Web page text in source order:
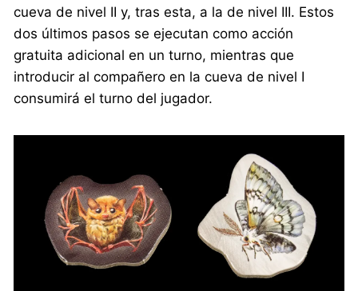
cueva de nivel II y, tras esta, a la de nivel III. Estos
dos últimos pasos se ejecutan como acción
gratuita adicional en un turno, mientras que
introducir al compañero en la cueva de nivel I
consumirá el turno del jugador.